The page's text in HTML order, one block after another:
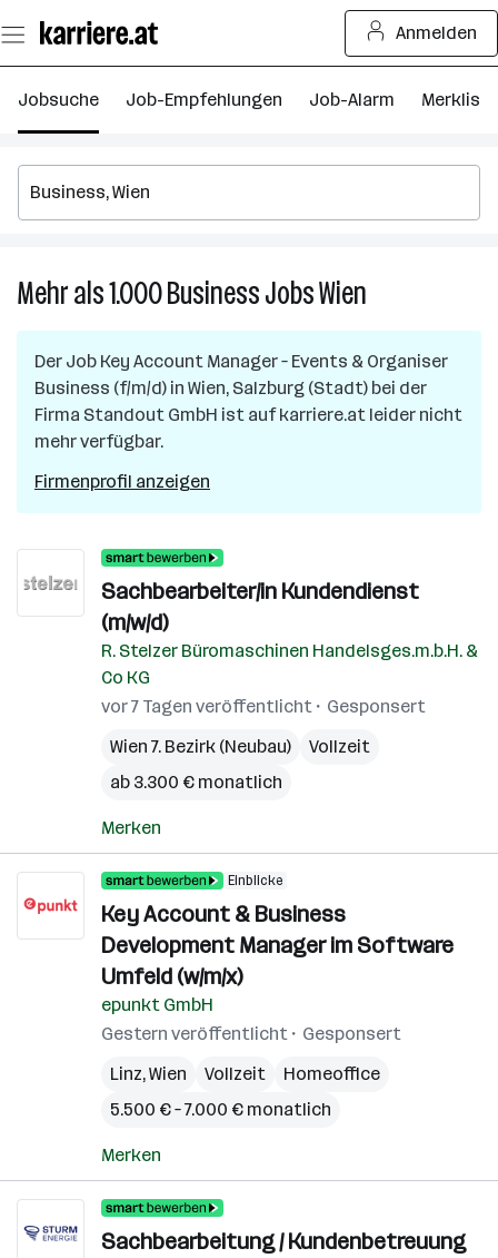
Seiteninhalt
springen
Anmelden
Jobsuche Job-Empfehlungen Job-Alarm Merkliste
Mehr als 1.000BusinessJobsWien
Business
Jobs
in
Der Job Key Account Manager – Events & Organiser
Business (f/m/d) in Wien, Salzburg (Stadt) bei der
Firma Standout GmbH ist auf karriere.at leider nicht
mehr verfügbar.
Firmenprofil anzeigen
Sachbearbeiter/in Kundendienst
(m/w/d)
R. Stelzer Büromaschinen Handelsges.m.b.H. &
Co KG
vor 7 Tagen veröffentlicht
Gesponsert
Wien 7. Bezirk (Neubau)
Vollzeit
ab 3.300 € monatlich
Merken
Einblicke
Key Account & Business
Development Manager im Software
Umfeld (w/m/x)
epunkt GmbH
Gestern veröffentlicht
Gesponsert
Linz,Wien Vollzeit
Homeoffice
5.500 € – 7.000 € monatlich
Merken
Sachbearbeitung / Kundenbetreuung